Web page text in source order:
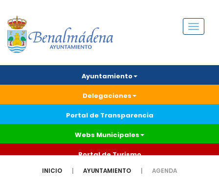
Menú
Ayuntamiento
Delegaciones
Portal de Transparencia
Webs Municipales
Portal de Turismo
INICIO AYUNTAMIENTO AGENDA